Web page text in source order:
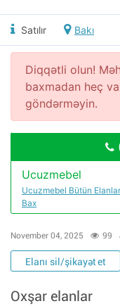
Satılır Bakı
Diqqətli olun!
baxmadan heç
göndərməyin.
Ucuzmebel
Ucuzmebel Bütün
Bax
November 04, 2025 99
Elanı sil/şikayət et
Oxşar elanlar